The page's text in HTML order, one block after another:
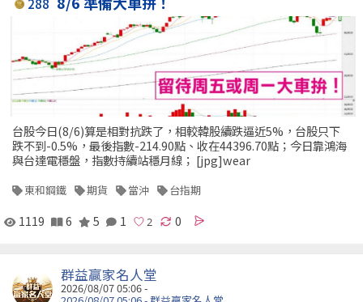
288
台股今日(8/6)算是相對抗跌了，相較韓股續跌逼近5%，台股只下
跌不到-0.5%，最後指數-214.90點、收在44396.70點；今日靠鴻海
與台達電穩盤，指數持續站穩月線； [jpg]wear
東和鋼鐵 期貨 當沖 台指期
1119 6 5 1 0
群益贏家名人堂
2026/08/07 05:06 -